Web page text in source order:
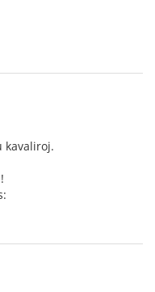
kavaliroj.